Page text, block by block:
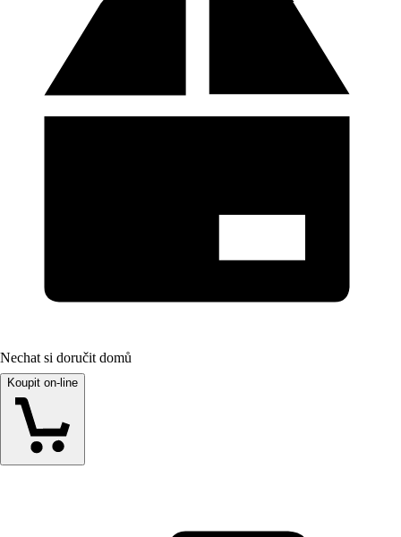
Nechat si doručit domů
Koupit on-line